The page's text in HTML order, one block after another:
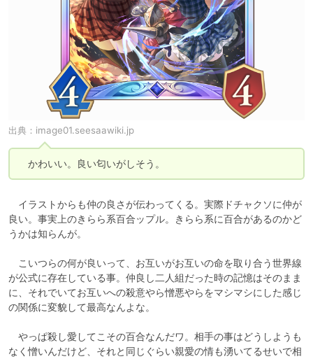
出典： image01.seesaawiki.jp
かわいい。良い匂いがしそう。
イラストからも仲の良さが伝わってくる。実際ドチャクソに仲が
良い。事実上のきらら系百合ップル。きらら系に百合があるのかど
うかは知らんが。
こいつらの何が良いって、お互いがお互いの命を取り合う世界線
が公式に存在している事。仲良し二人組だった時の記憶はそのまま
に、それでいてお互いへの殺意やら憎悪やらをマシマシにした感じ
の関係に変貌して最高なんよな。
やっぱ殺し愛してこその百合なんだワ。相手の事はどうしようも
なく憎いんだけど、それと同じぐらい親愛の情も湧いてるせいで相